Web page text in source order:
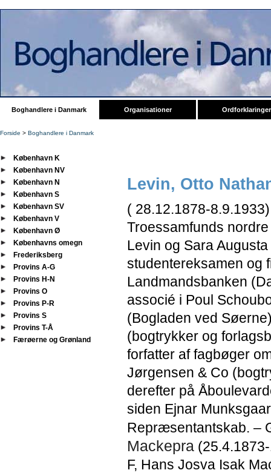
Boghandlere i Danmark Organisationer Ordforklaringer
Forside > Boghandlere i Danmark
København K
København NV
København N
København S
København SV
København V
København Ø
Københavns omegn
Frederiksberg
Provins A-G
Provins H-N
Provins O
Provins P-R
Provins S
Provins T-Å
Færøerne og Grønland
Levin, Otto
( 28.12.1878-
Troessamfunds
Levin og Sara
studentereksamen og
Landmandsbanken
associé i Poul
(Bogladen ved
(bogtrykker og
forfatter af fagbøger
Jørgensen & Co
derefter på
siden Ejnar
Repræsentantskab. –
Mackepra
F, Hans Josva Isak